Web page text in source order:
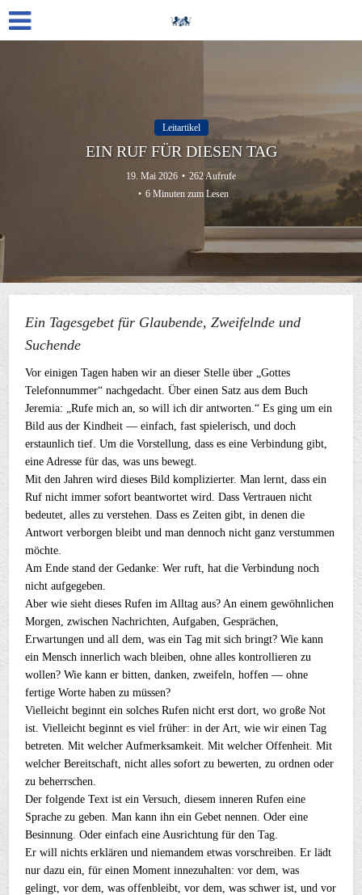
Leitartikel
EIN RUF FÜR DIESEN TAG
19. Mai 2026
262 Aufrufe
6 Minuten zum Lesen
Ein Tagesgebet für Glaubende, Zweifelnde und
Suchende
Vor einigen Tagen haben wir an dieser Stelle über „Gottes
Telefonnummer“ nachgedacht. Über einen Satz aus dem Buch
Jeremia: „Rufe mich an, so will ich dir antworten.“ Es ging um ein
Bild aus der Kindheit — einfach, fast spielerisch, und doch
erstaunlich tief. Um die Vorstellung, dass es eine Verbindung gibt,
eine Adresse für das, was uns bewegt.
Mit den Jahren wird dieses Bild komplizierter. Man lernt, dass ein
Ruf nicht immer sofort beantwortet wird. Dass Vertrauen nicht
bedeutet, alles zu verstehen. Dass es Zeiten gibt, in denen die
Antwort verborgen bleibt und man dennoch nicht ganz verstummen
möchte.
Am Ende stand der Gedanke: Wer ruft, hat die Verbindung noch
nicht aufgegeben.
Aber wie sieht dieses Rufen im Alltag aus? An einem gewöhnlichen
Morgen, zwischen Nachrichten, Aufgaben, Gesprächen,
Erwartungen und all dem, was ein Tag mit sich bringt? Wie kann
ein Mensch innerlich wach bleiben, ohne alles kontrollieren zu
wollen? Wie kann er bitten, danken, zweifeln, hoffen — ohne
fertige Worte haben zu müssen?
Vielleicht beginnt ein solches Rufen nicht erst dort, wo große Not
ist. Vielleicht beginnt es viel früher: in der Art, wie wir einen Tag
betreten. Mit welcher Aufmerksamkeit. Mit welcher Offenheit. Mit
welcher Bereitschaft, nicht alles sofort zu bewerten, zu ordnen oder
zu beherrschen.
Der folgende Text ist ein Versuch, diesem inneren Rufen eine
Sprache zu geben. Man kann ihn ein Gebet nennen. Oder eine
Besinnung. Oder einfach eine Ausrichtung für den Tag.
Er will nichts erklären und niemandem etwas vorschreiben. Er lädt
nur dazu ein, für einen Moment innezuhalten: vor dem, was
gelingt, vor dem, was offenbleibt, vor dem, was schwer ist, und vor